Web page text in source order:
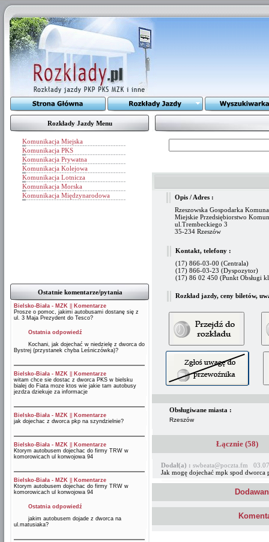
Rozkłady Jazdy Menu
Komunikacja Miejska
Komunikacja PKS
Komunikacja Prywatna
Komunikacja Kolejowa
Komunikacja Lotnicza
Komunikacja Morska
Komunikacja Międzynarodowa
Ostatnie komentarze/pytania
Bielsko-Biała - MZK
Komentarze
Prosze o pomoc, jakimi autobusami dostanę się z
ul. 3 Maja Prezydent do Tesco?
Ostatnia odpowiedź
Kochani, jak dojechać w niedzielę z dworca do
Bystrej (przystanek chyba Leśniczówka)?
Bielsko-Biała - MZK
Komentarze
witam chce sie dostac z dworca PKS w bielsku
bialej do Fiata moze ktos wie jakie tam autobusy
jezdza dziekuje za informacje
Bielsko-Biała - MZK
Komentarze
jak dojechac z dworca pkp na szyndzielnie?
Bielsko-Biała - MZK
Komentarze
Ktorym autobusem dojechac do firmy TRW w
komorowicach ul konwojowa 94
Bielsko-Biała - MZK
Komentarze
Ktorym autobusem dojechac do firmy TRW w
komorowicach ul konwojowa 94
Ostatnia odpowiedź
jakim autobusem dojade z dworca na
ul.matusiaka?
Opis / Adres :
Rzeszowska Gospodarka
Miejskie Przedsiębiorstwo
ul.Trembeckiego 3
35-234 Rzeszów
Kontakt, telefony :
(17) 866-03-00 (Centrala)
(17) 866-03-23 (Dyspozytor)
(17) 86 02 450 (Punkt Obsługi
Rozkład jazdy, ceny biletów,
Obsługiwane miasta :
Rzeszów
Łącznie (58)
Dodał(a) : swbeata@poczta.fm
Jak mogę dojechać mpk spod